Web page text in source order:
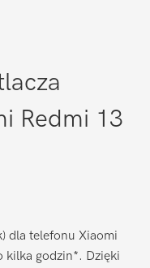
Redmi 13
dla telefonu Xiaomi
kilka godzin*. Dzięki